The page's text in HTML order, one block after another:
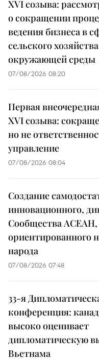
XVI созыва:
о сокращении
ведения бизнеса в
сельского
окружающей среды
07/08/2026 08:20
Первая
XVI созыва:
но не
управление
07/08/2026 08:04
Создание
инновационного,
Сообщества АСЕАН,
ориентированного
народа
07/08/2026 07:48
33-я
конференция:
высоко оценивает
дипломатическую
Вьетнама